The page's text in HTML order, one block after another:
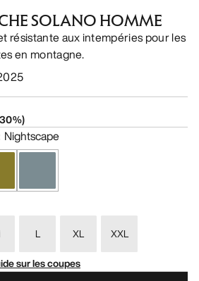
SOLANO HOMME
résistante aux intempéries pour les
en montagne.
30%)
Nightscape
L XL
XXL
sur les coupes